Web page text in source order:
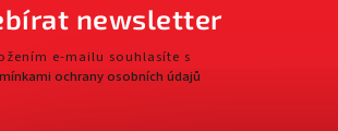
newsletter
e-mailu souhlasíte s
ochrany osobních údajů